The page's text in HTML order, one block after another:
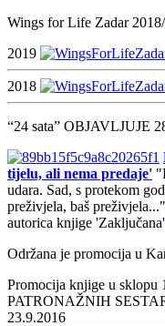
Wings for Life Zadar
2019
2018
“24 sata” OBJAVLJUJE
tijelu, ali nema predaje'
udara. Sad, s protekom
preživjela, baš
autorica knjige 'Zaključana'
Održana je promocija u
Promocija knjige u
PATRONAŽNIH
23.9.2016